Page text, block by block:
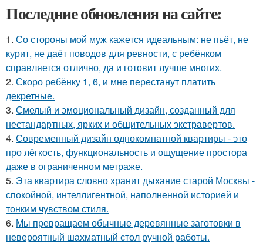
Последние обновления на сайте:
1. Со стороны мой муж кажется идеальным: не пьёт, не
курит, не даёт поводов для ревности, с ребёнком
справляется отлично, да и готовит лучше многих.
2. Скоро ребёнку 1, 6, и мне перестанут платить
декретные.
3. Смелый и эмоциональный дизайн, созданный для
нестандартных, ярких и общительных экстравертов.
4. Современный дизайн однокомнатной квартиры - это
про лёгкость, функциональность и ощущение простора
даже в ограниченном метраже.
5. Эта квартира словно хранит дыхание старой Москвы -
спокойной, интеллигентной, наполненной историей и
тонким чувством стиля.
6. Мы превращаем обычные деревянные заготовки в
невероятный шахматный стол ручной работы.